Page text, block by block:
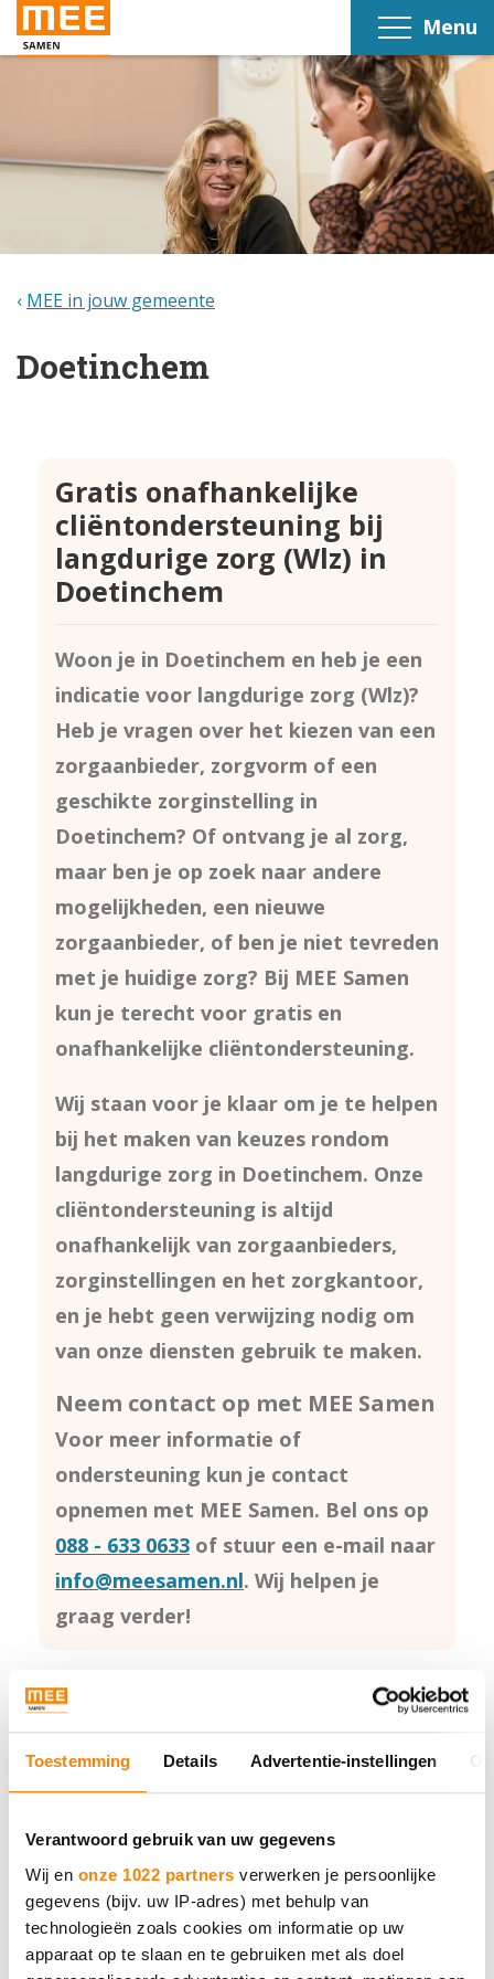
Toestemming Details Advertentie-instellingen
Verantwoord gebruik van uw gegevens
Wij en onze 1022 partners verwerken je persoonlijke
gegevens (bijv. uw IP-adres) met behulp van
technologieën zoals cookies om informatie op uw
apparaat op te slaan en te gebruiken met als doel
Menu
MEE Samen
Neem contact met ons op.
Bel 088 - 633 0633
MEE in jouw gemeente
Doetinchem
Gratis onafhankelijke
cliëntondersteuning bij
langdurige zorg (Wlz) in
Doetinchem
Woon je in Doetinchem en heb je een
indicatie voor langdurige zorg (Wlz)?
Heb je vragen over het kiezen van een
zorgaanbieder, zorgvorm of een
geschikte zorginstelling in
Doetinchem? Of ontvang je al zorg,
maar ben je op zoek naar andere
mogelijkheden, een nieuwe
zorgaanbieder, of ben je niet tevreden
met je huidige zorg? Bij MEE Samen
kun je terecht voor gratis en
onafhankelijke cliëntondersteuning.
Wij staan voor je klaar om je te helpen
bij het maken van keuzes rondom
langdurige zorg in Doetinchem. Onze
cliëntondersteuning is altijd
onafhankelijk van zorgaanbieders,
zorginstellingen en het zorgkantoor,
en je hebt geen verwijzing nodig om
van onze diensten gebruik te maken.
Neem contact op met MEE Samen
Voor meer informatie of
ondersteuning kun je contact
opnemen met MEE Samen. Bel ons op
088 - 633 0633 of stuur een e-mail naar
info@meesamen.nl. Wij helpen je
graag verder!